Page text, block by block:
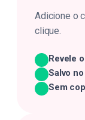
Adicione o
clique.
Revele
Salvo
Sem